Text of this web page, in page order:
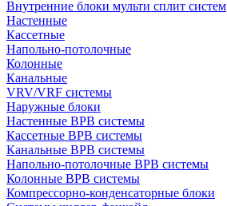
Внутренние блоки мульти сплит систем
Настенные
Кассетные
Напольно-потолочные
Колонные
Канальные
VRV/VRF системы
Наружные блоки
Настенные ВРВ системы
Кассетные ВРВ системы
Канальные ВРВ системы
Напольно-потолочные ВРВ системы
Колонные ВРВ системы
Компрессорно-конденсаторные блоки